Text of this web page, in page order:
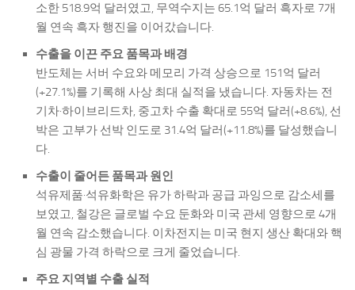
소한 518.9억 달러였고, 무역수지는 65.1억 달러 흑자로 7개
월 연속 흑자 행진을 이어갔습니다.
수출을 이끈 주요 품목과 배경
반도체는 서버 수요와 메모리 가격 상승으로 151억 달러
(+27.1%)를 기록해 사상 최대 실적을 냈습니다. 자동차는 전
기차·하이브리드차, 중고차 수출 확대로 55억 달러(+8.6%), 선
박은 고부가 선박 인도로 31.4억 달러(+11.8%)를 달성했습니
다.
수출이 줄어든 품목과 원인
석유제품·석유화학은 유가 하락과 공급 과잉으로 감소세를
보였고, 철강은 글로벌 수요 둔화와 미국 관세 영향으로 4개
월 연속 감소했습니다. 이차전지는 미국 현지 생산 확대와 핵
심 광물 가격 하락으로 크게 줄었습니다.
주요 지역별 수출 실적